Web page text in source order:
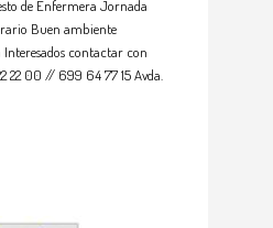
de Enfermera Jornada
Buen ambiente
contactar con
22 00 // 699 64 77 15 Avda.